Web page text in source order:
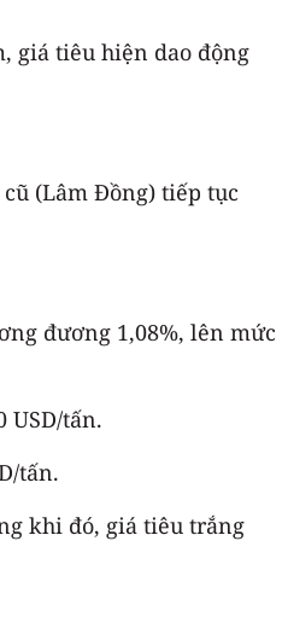
giá tiêu hiện dao động
(Lâm Đồng) tiếp tục
đương 1,08%, lên mức
USD/tấn.
tấn.
khi đó, giá tiêu trắng